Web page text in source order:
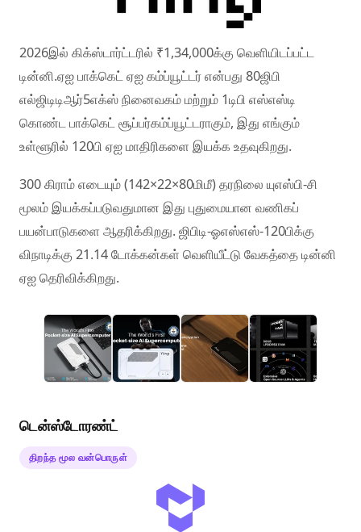
2026இல் கிக்ஸ்டார்ட்டரில் ₹1,34,000க்கு வெளியிடப்பட்ட
டின்னி.ஏஐ பாக்கெட் ஏஐ கம்ப்யூட்டர் என்பது 80ஜிபி
எல்ஜிடிடிஆர்5எக்ஸ் நினைவகம் மற்றும் 1டிபி எஸ்எஸ்டி
கொண்ட பாக்கெட் சூப்பர்கம்ப்யூட்டராகும், இது எங்கும்
உள்ளூரில் 120பி ஏஐ மாதிரிகளை இயக்க உதவுகிறது.
300 கிராம் எடையும் (142×22×80மிமீ) தரநிலை யுஎஸ்பி-சி
மூலம் இயக்கப்படுவதுமான இது புதுமையான வணிகப்
பயன்பாடுகளை ஆதரிக்கிறது. ஜிபிடி-ஓஎஸ்எஸ்-120பிக்கு
விநாடிக்கு 21.14 டோக்கன்கள் வெளியீட்டு வேகத்தை டின்னி
ஏஐ தெரிவிக்கிறது.
டென்ஸ்டோரண்ட்
திறந்த மூல வன்பொருள்